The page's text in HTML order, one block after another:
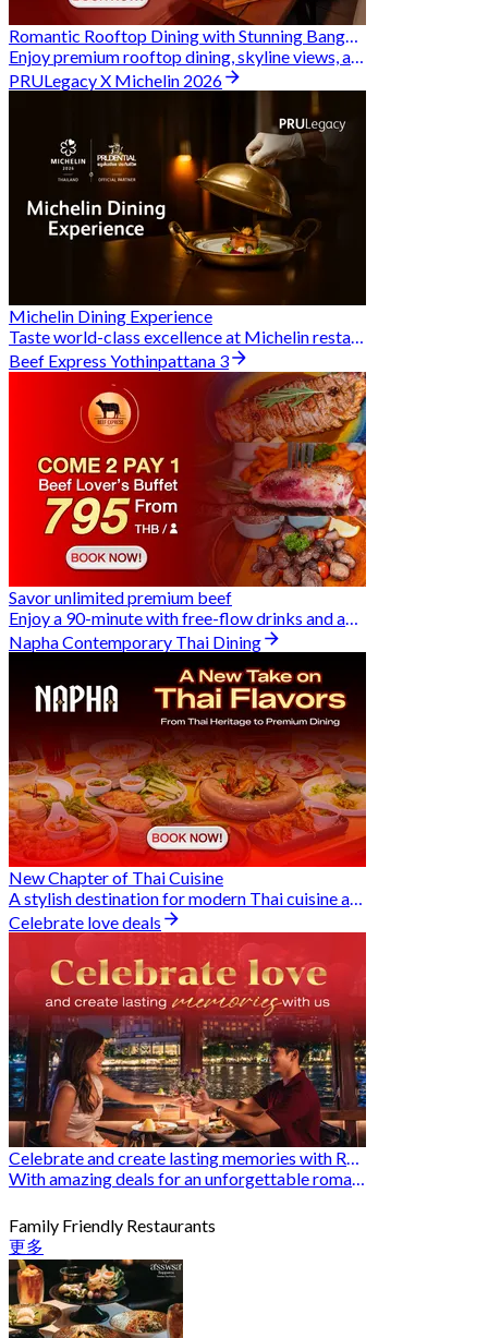
Romantic Rooftop Dining with Stunning Bangkok Views
Enjoy premium rooftop dining, skyline views, and exclusive Hungry Hub deals together
PRULegacy X Michelin 2026
Michelin Dining Experience
Taste world-class excellence at Michelin restaurants and unlock exclusive discounts when you book through Hungry Hub. A special privilege dedicated to the Prudential family.
Beef Express Yothinpattana 3
Savor unlimited premium beef
Napha Contemporary Thai Dining
New Chapter of Thai Cuisine
A stylish destination for modern Thai cuisine and memorable dining moments
Celebrate love deals
Celebrate and create lasting memories with Romantic Restaurants
With amazing deals for an unforgettable romantic experience
Family Friendly Restaurants
更多